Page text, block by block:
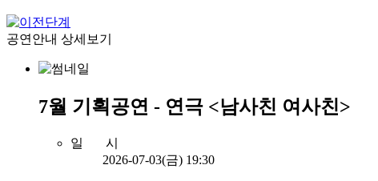
공연안내 상세보기
7월 기획공연 - 연극 <남사친 여사친>
일 시
2026-07-03(금) 19:30